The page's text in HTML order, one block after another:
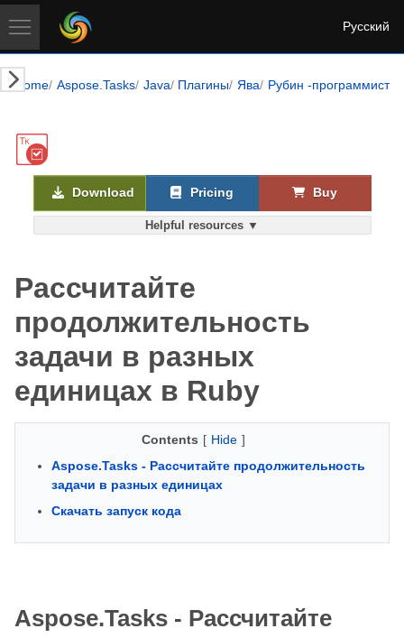
Русский
Home Aspose.Tasks Java Плагины Ява Рубин -программисты
Helpful resources ▼
Download Pricing Buy
Рассчитайте
продолжительность
задачи в разных
единицах в Ruby
Contents [ Hide ]
Aspose.Tasks - Рассчитайте продолжительность
задачи в разных единицах
Скачать запуск кода
Aspose.Tasks - Рассчитайте